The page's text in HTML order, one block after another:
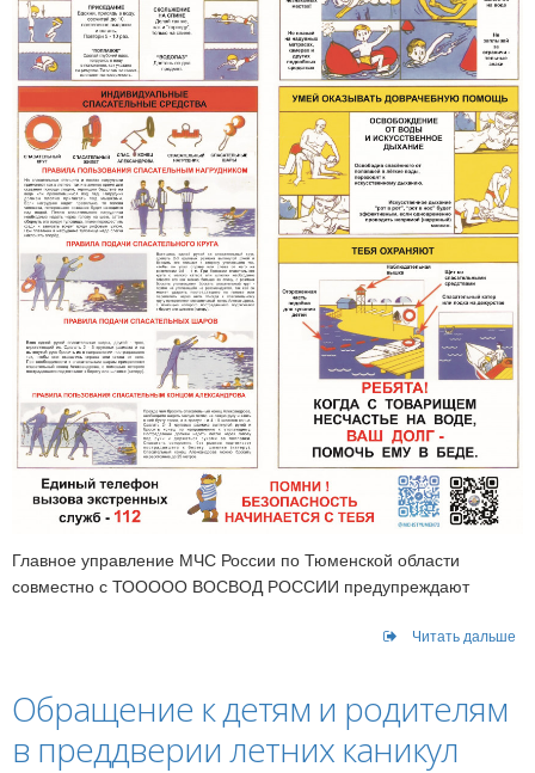
Главное управление МЧС России по Тюменской области
совместно с ТООООО ВОСВОД РОССИИ предупреждают
Читать дальше
Обращение к детям и родителям
в преддверии летних каникул